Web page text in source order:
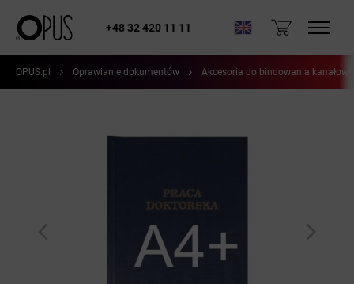
+48 32 420 11 11
OPUS.pl Oprawianie dokumentów Akcesoria do bindowania